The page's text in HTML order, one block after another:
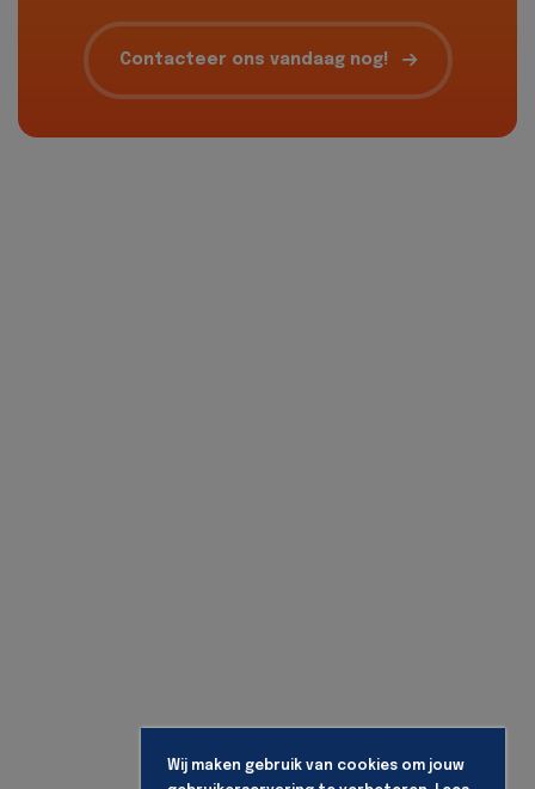
Contacteer ons vandaag nog!
Wij maken gebruik van cookies om jouw